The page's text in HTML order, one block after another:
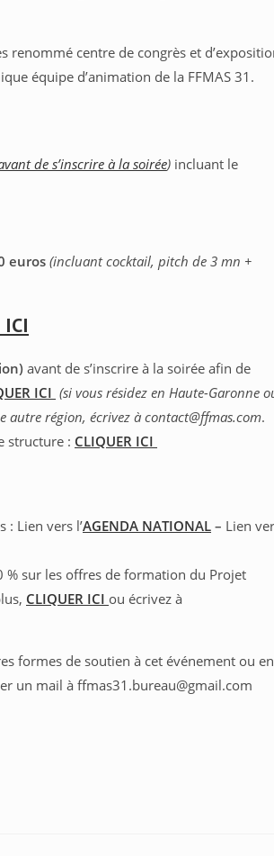
renommé centre de congrès et
équipe d’animation de la FFMAS 31.
de s’inscrire à la soirée) incluant le
euros(incluant cocktail, pitch de 3 mn +
ICI
avant de s’inscrire à la soirée afin de
ICI (si vous résidez en Haute-Garonne
autre région, écrivez à contact@ffmas.com.
structure : CLIQUER ICI
: Lien vers l’AGENDA NATIONAL – Lien
% sur les offres de formation du Projet
CLIQUER ICI ou écrivez à
formes de soutien à cet événement ou en
un mail à ffmas31.bureau@gmail.com